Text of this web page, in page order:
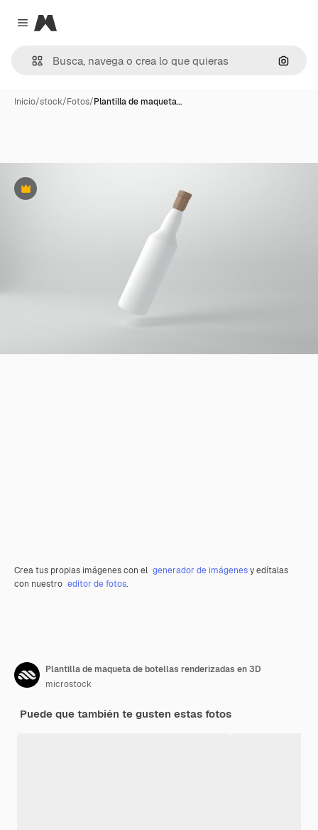
Close menu
Magnific
Inicio/stock/Fotos/Plantilla de maqueta…
Premium
Crea tus propias imágenes con el generador de imágenesy edítalas
con nuestro editor de fotos.
Plantilla de maqueta de botellas renderizadas en 3D
microstock
Puede que también te gusten estas fotos